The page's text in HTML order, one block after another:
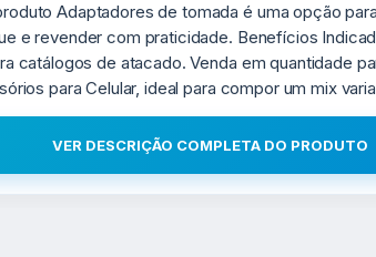
Adaptadores de tomada é uma opção
e revender com praticidade. Benefícios
catálogos de atacado. Venda em quantidade
para Celular, ideal para compor um mix
VER DESCRIÇÃO COMPLETA DO PRODUTO